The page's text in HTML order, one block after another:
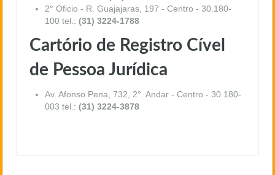
2° Oficio - R. Guajajaras, 197 - Centro - 30.180-
100 tel.: (31) 3224-1788
Cartório de Registro Cível
de Pessoa Jurídica
Av. Afonso Pena, 732, 2°. Andar - Centro - 30.180-
003 tel.: (31) 3224-3878